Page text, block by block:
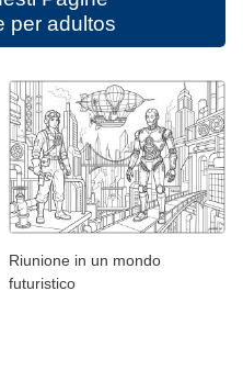
per adultos
Riunione in un mondo
futuristico